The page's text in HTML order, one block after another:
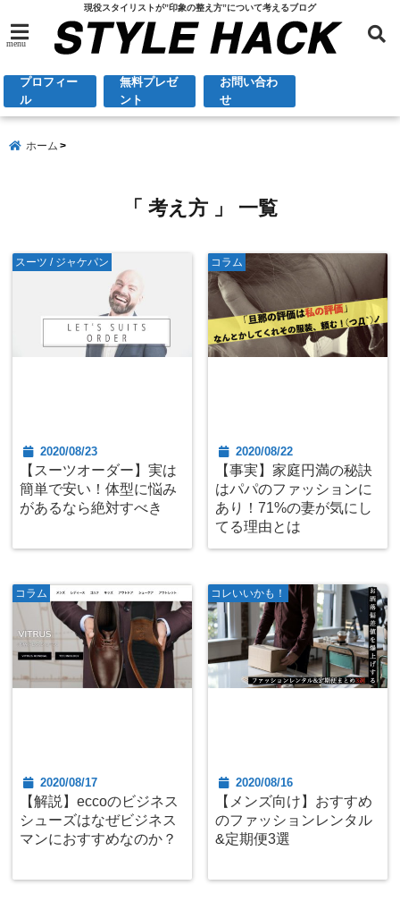
現役スタイリストが”印象の整え方”について考えるブログ
menu
プロフィー
ル
無料プレゼ
ント
お問い合わ
せ
ホーム
「 考え方 」 一覧
スーツ / ジャケパン
2020/08/23
【スーツオーダー】実は
簡単で安い！体型に悩み
があるなら絶対すべき
コラム
2020/08/22
【事実】家庭円満の秘訣
はパパのファッションに
あり！71%の妻が気にし
てる理由とは
コラム
2020/08/17
【解説】eccoのビジネス
シューズはなぜビジネス
マンにおすすめなのか？
コレいいかも！
2020/08/16
【メンズ向け】おすすめ
のファッションレンタル
&定期便3選